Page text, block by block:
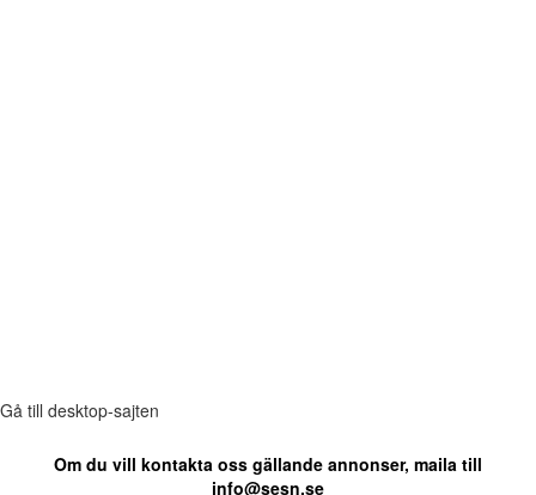
Gå till desktop-sajten
Om du vill kontakta oss gällande annonser, maila till
info@sesn.se